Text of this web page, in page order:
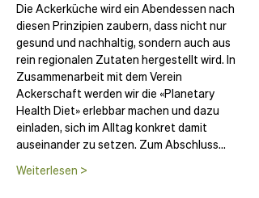
Die Ackerküche wird ein Abendessen nach
diesen Prinzipien zaubern, dass nicht nur
gesund und nachhaltig, sondern auch aus
rein regionalen Zutaten hergestellt wird. In
Zusammenarbeit mit dem Verein
Ackerschaft werden wir die «Planetary
Health Diet» erlebbar machen und dazu
einladen, sich im Alltag konkret damit
auseinander zu setzen. Zum Abschluss…
Weiterlesen >